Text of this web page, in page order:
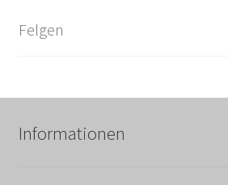
Felgen
Informationen